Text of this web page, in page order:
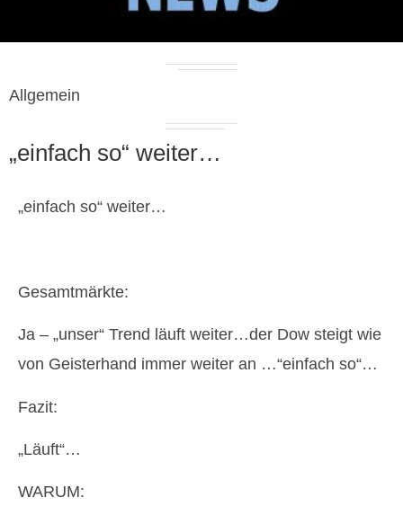
Allgemein
„einfach so“ weiter…
„einfach so“ weiter…
Gesamtmärkte:
Ja – „unser“ Trend läuft weiter…der Dow steigt wie
von Geisterhand immer weiter an …“einfach so“…
Fazit:
„Läuft“…
WARUM: